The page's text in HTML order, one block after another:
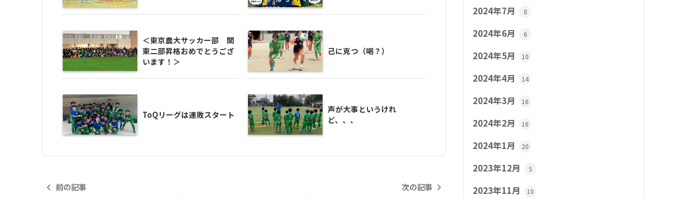
＜東京農大サッカー部 関
東二部昇格おめでとうござ
います！＞
己に克つ（喝？）
ToQリーグは連敗スタート
声が大事というけれ
ど、、、
前の記事 次の記事
2024年7月 8
2024年6月 6
2024年5月 10
2024年4月 14
2024年3月 16
2024年2月 16
2024年1月 20
2023年12月 5
2023年11月 10